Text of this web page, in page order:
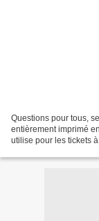
Questions pour tous,
entièrement imprimé
utilise pour les tickets